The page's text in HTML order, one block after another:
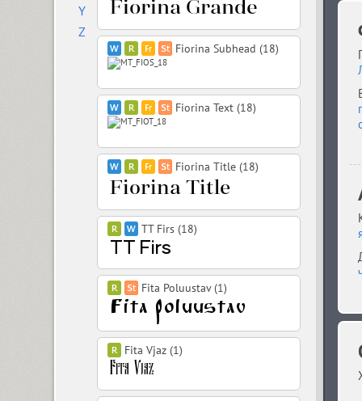
Y
Z
Fiorina Subhead (18)
Fiorina Text (18)
Fiorina Title (18)
TT Firs (18)
Fita Poluustav (1)
Fita Vjaz (1)